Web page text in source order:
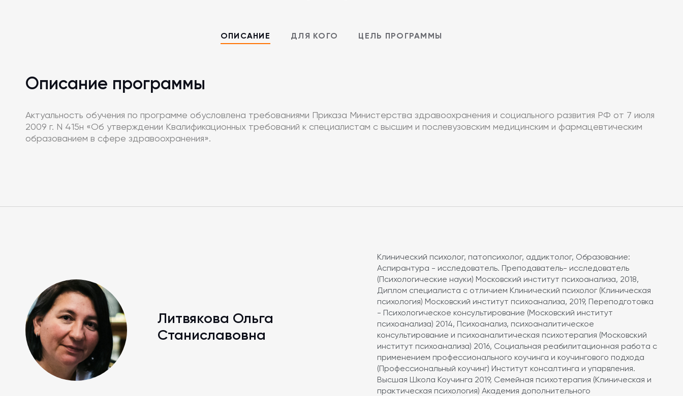
ОПИСАНИЕ ДЛЯ КОГО ЦЕЛЬ ПРОГРАММЫ
Описание программы
Актуальность обучения по программе обусловлена требованиями Приказа Министерства здравоохранения и социального развития РФ от 7 июля
2009 г. N 415н «Об утверждении Квалификационных требований к специалистам с высшим и послевузовским медицинским и фармацевтическим
образованием в сфере здравоохранения».
Литвякова Ольга
Станиславовна
Клинический психолог, патопсихолог, аддиктолог, Образование:
Аспирантура - исследователь. Преподаватель- исследователь
(Психологические науки) Московский институт психоанализа, 2018,
Диплом специалиста с отличием Клинический психолог (Клиническая
психология) Московский институт психоанализа, 2019, Переподготовка
- Психологическое консультирование (Московский институт
психоанализа) 2014, Психоанализ, психоаналитическое
консультирование и психоаналитическая психотерапия (Московский
институт психоанализа) 2016, Социальная реабилитационная работа с
применением профессионального коучинга и коучингового подхода
(Профессиональный коучинг) Институт консалтинга и упарвления.
Высшая Школа Коучинга 2019, Семейная психотерапия (Клиническая и
практическая психология) Академия дополнительного